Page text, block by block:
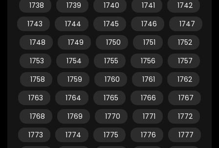
1738
1739 1740 1741
1742
1743
1744 1745 1746
1747
1748
1749 1750 1751
1752
1753
1754 1755 1756
1757
1758
1759 1760 1761
1762
1763
1764 1765 1766
1767
1768
1769 1770 1771
1772
1773
1774 1775 1776
1777